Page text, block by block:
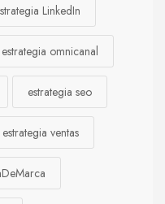
LinkedIn
estrategia omnicanal
estrategia seo
estrategia ventas